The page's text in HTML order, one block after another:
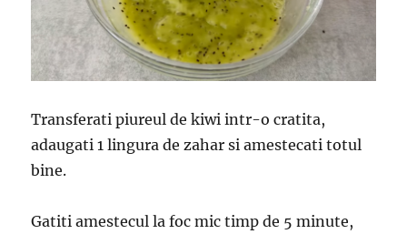
Transferati piureul de kiwi intr-o cratita,
adaugati 1 lingura de zahar si amestecati totul
bine.
Gatiti amestecul la foc mic timp de 5 minute,